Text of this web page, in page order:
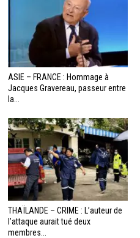
ASIE – FRANCE : Hommage à
Jacques Gravereau, passeur entre
la...
THAÏLANDE – CRIME : L’auteur de
l’attaque aurait tué deux
membres...